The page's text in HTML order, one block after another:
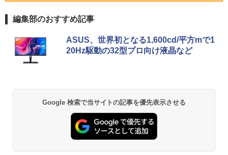
￥34,990
5
【中古】【極軽極薄】東芝 dynabook G
Bluetooth / Win11 Pro搭載 /Office 202
4 H&B / Aランク
5
【中古】富士通 ESPRIMO D588 整備済
み品 第9世代 Intel Core i3-9100 / Core i
5-9500 デスクトップPC メモリ8GB M.2
￥21,800
5
Dell Technologies P2422H プロフェッ
タ / 1920×1080 / HDMI、VGA、Display
Port / ブラック（スタンド一部:シルバ
ー）中古モニター 送料無料 3か月保証付
薬屋のひとりごと 17巻 (デジタル版ビッグガ
ンガンコミックス)
異世界居酒屋「のぶ」(22) (角川コミックス・
￥832
編集部のおすすめ記事
ASUS、世界初となる1,600cd/平方mで1
20Hz駆動の32型プロ向け液晶など
Google 検索で当サイトの記事を優先表示させる